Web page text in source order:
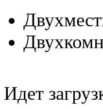
Идет